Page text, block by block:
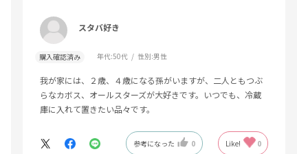
スタバ好き
購入確認済み 年代:50代 性別:男性
我が家には、２歳、４歳になる孫がいますが、二人ともつぶ
らなカボス、オールスターズが大好きです。いつでも、冷蔵
庫に入れて置きたい品々です。
参考になった 0 Like! 0